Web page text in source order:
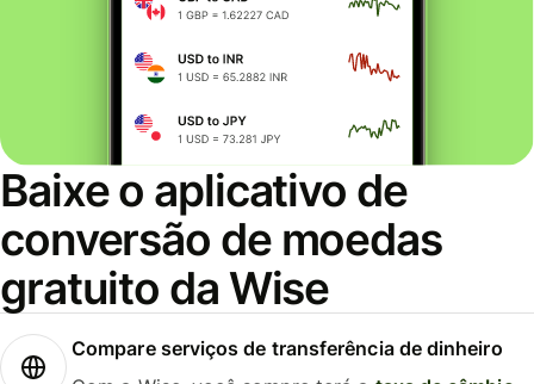
Baixe o aplicativo de
conversão de moedas
gratuito da Wise
Compare serviços de transferência de dinheiro